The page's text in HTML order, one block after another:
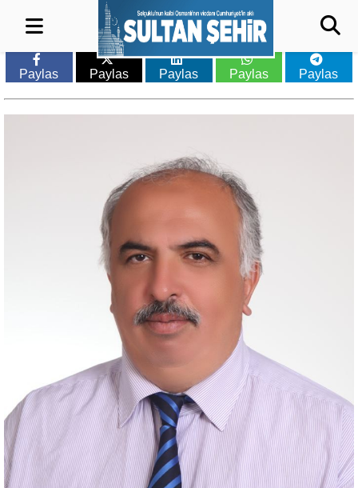
Paylas Paylas Paylas Paylas Paylas